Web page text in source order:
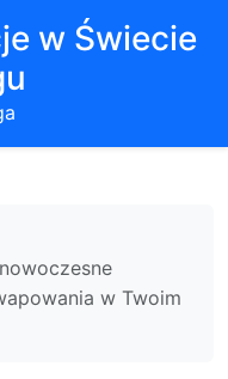
w Świecie
w Twoim